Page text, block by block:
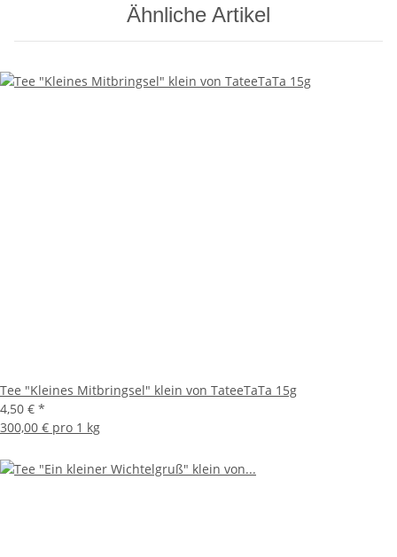
Ähnliche Artikel
Tee "Kleines Mitbringsel" klein von TateeTaTa 15g
4,50 € *
300,00 € pro 1 kg